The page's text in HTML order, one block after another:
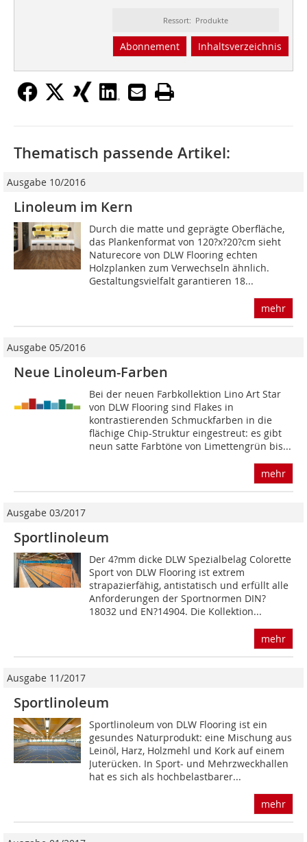
Ressort: Produkte
Abonnement Inhaltsverzeichnis
Thematisch passende Artikel:
Ausgabe 10/2016
Linoleum im Kern
Durch die matte und geprägte Oberfläche,
das Plankenformat von 120?x?20?cm sieht
Naturecore von DLW Flooring echten
Holzplanken zum Verwechseln ähnlich.
Gestaltungsvielfalt garantieren 18...
mehr
Ausgabe 05/2016
Neue Linoleum-Farben
Bei der neuen Farbkollektion Lino Art Star
von DLW Flooring sind Flakes in
kontrastierenden Schmuckfarben in die
flächige Chip-Struktur eingestreut: es gibt
neun satte Farbtöne von Limettengrün bis...
mehr
Ausgabe 03/2017
Sportlinoleum
Der 4?mm dicke DLW Spezialbelag Colorette
Sport von DLW Flooring ist extrem
strapazierfähig, antistatisch und erfüllt alle
Anforderungen der Sportnormen DIN?
18032 und EN?14904. Die Kollektion...
mehr
Ausgabe 11/2017
Sportlinoleum
Sportlinoleum von DLW Flooring ist ein
gesundes Naturprodukt: eine Mischung aus
Leinöl, Harz, Holzmehl und Kork auf einem
Juterücken. In Sport- und Mehrzweckhallen
hat es sich als hochbelastbarer...
mehr